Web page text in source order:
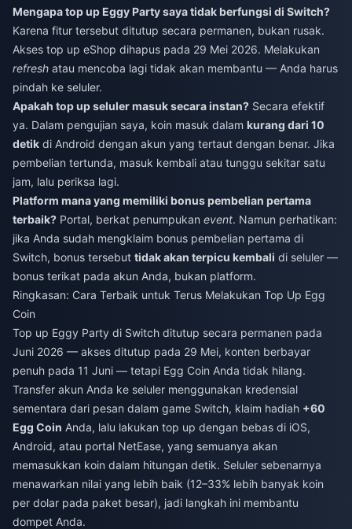
Mengapa top up Eggy Party saya tidak berfungsi di Switch?
Karena fitur tersebut ditutup secara permanen, bukan rusak.
Akses top up eShop dihapus pada 29 Mei 2026. Melakukan
refresh atau mencoba lagi tidak akan membantu — Anda harus
pindah ke seluler.
Apakah top up seluler masuk secara instan? Secara efektif
ya. Dalam pengujian saya, koin masuk dalam kurang dari 10
detik di Android dengan akun yang tertaut dengan benar. Jika
pembelian tertunda, masuk kembali atau tunggu sekitar satu
jam, lalu periksa lagi.
Platform mana yang memiliki bonus pembelian pertama
terbaik? Portal, berkat penumpukan event. Namun perhatikan:
jika Anda sudah mengklaim bonus pembelian pertama di
Switch, bonus tersebut tidak akan terpicu kembali di seluler —
bonus terikat pada akun Anda, bukan platform.
Ringkasan: Cara Terbaik untuk Terus Melakukan Top Up Egg
Coin
Top up Eggy Party di Switch ditutup secara permanen pada
Juni 2026 — akses ditutup pada 29 Mei, konten berbayar
penuh pada 11 Juni — tetapi Egg Coin Anda tidak hilang.
Transfer akun Anda ke seluler menggunakan kredensial
sementara dari pesan dalam game Switch, klaim hadiah +60
Egg Coin Anda, lalu lakukan top up dengan bebas di iOS,
Android, atau portal NetEase, yang semuanya akan
memasukkan koin dalam hitungan detik. Seluler sebenarnya
menawarkan nilai yang lebih baik (12–33% lebih banyak koin
per dolar pada paket besar), jadi langkah ini membantu
dompet Anda.